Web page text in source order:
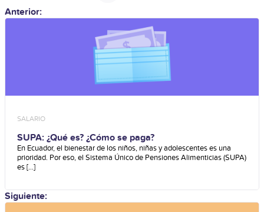
Anterior:
SALARIO
SUPA: ¿Qué es? ¿Cómo se paga?
En Ecuador, el bienestar de los niños, niñas y adolescentes es una
prioridad. Por eso, el Sistema Único de Pensiones Alimenticias (SUPA)
es [...]
Siguiente: